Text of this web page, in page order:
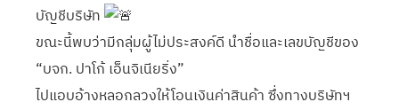
บัญชีบริษัท
ขณะนี้พบว่ามีกลุ่มผู้ไม่ประสงค์ดี นำชื่อและเลขบัญชีของ
“บจก. ปาโก้ เอ็นจิเนียริ่ง”
ไปแอบอ้างหลอกลวงให้โอนเงินค่าสินค้า ซึ่งทางบริษัทฯ